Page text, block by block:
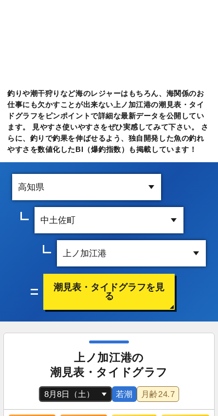
釣りや潮干狩りなど海のレジャーはもちろん、海関係のお
仕事にも欠かすことが出来ない上ノ加江港の潮見表・タイ
ドグラフをピンポイントで詳細な最新データを公開してい
ます。 見やすさ使いやすさをぜひ実感してみて下さい。 さ
らに、釣りで釣果を伸ばせるよう、独自開発した魚の釣れ
やすさを数値化したBI（爆釣指数）も掲載しています！
潮見表・タイドグラフを見
る
上ノ加江港の
潮見表・タイドグラフ
若潮 月齢24.7